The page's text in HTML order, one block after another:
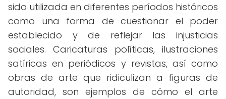
sido utilizada en diferentes períodos históricos
como una forma de cuestionar el poder
establecido y de reflejar las injusticias
sociales. Caricaturas políticas, ilustraciones
satíricas en periódicos y revistas, así como
obras de arte que ridiculizan a figuras de
autoridad, son ejemplos de cómo el arte